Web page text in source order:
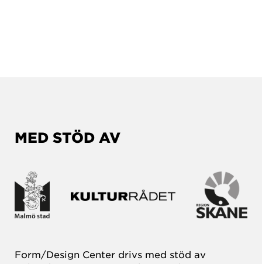
MED STÖD AV
Form/Design Center drivs med stöd av